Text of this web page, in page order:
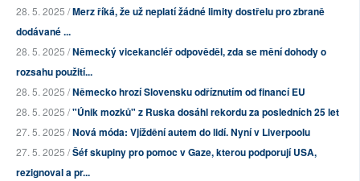
28. 5. 2025 /Merz říká, že už neplatí žádné limity dostřelu pro zbraně
dodávané ...
28. 5. 2025 /Německý vicekancléř odpověděl, zda se mění dohody o
rozsahu použití...
28. 5. 2025 /Německo hrozí Slovensku odříznutím od financí EU
28. 5. 2025 /"Únik mozků" z Ruska dosáhl rekordu za posledních 25 let
27. 5. 2025 /Nová móda: Vjíždění autem do lidí. Nyní v Liverpoolu
27. 5. 2025 /Šéf skupiny pro pomoc v Gaze, kterou podporují USA,
rezignoval a pr...